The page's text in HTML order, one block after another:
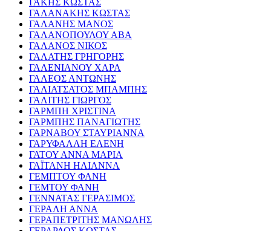
ΓΑΚΗΣ ΚΩΣΤΑΣ
ΓΑΛΑΝΑΚΗΣ ΚΩΣΤΑΣ
ΓΑΛΑΝΗΣ ΜΑΝΟΣ
ΓΑΛΑΝΟΠΟΥΛΟΥ ΑΒΑ
ΓΑΛΑΝΟΣ ΝΙΚΟΣ
ΓΑΛΑΤΗΣ ΓΡΗΓΟΡΗΣ
ΓΑΛΕΝΙΑΝΟΥ ΧΑΡΑ
ΓΑΛΕΟΣ ΑΝΤΩΝΗΣ
ΓΑΛΙΑΤΣΑΤΟΣ ΜΠΑΜΠΗΣ
ΓΑΛΙΤΗΣ ΓΙΩΡΓΟΣ
ΓΑΡΜΠΗ ΧΡΙΣΤΙΝΑ
ΓΑΡΜΠΗΣ ΠΑΝΑΓΙΩΤΗΣ
ΓΑΡΝΑΒΟΥ ΣΤΑΥΡΙΑΝΝΑ
ΓΑΡΥΦΑΛΛΗ ΕΛΕΝΗ
ΓΑΤΟΥ ΑΝΝΑ ΜΑΡΙΑ
ΓΑΪΤΑΝΗ ΗΛΙΑΝΝΑ
ΓΕΜΠΤΟΥ ΦΑΝΗ
ΓΕΜΤΟΥ ΦΑΝΗ
ΓΕΝΝΑΤΑΣ ΓΕΡΑΣΙΜΟΣ
ΓΕΡΑΛΗ ΑΝΝΑ
ΓΕΡΑΠΕΤΡΙΤΗΣ ΜΑΝΩΛΗΣ